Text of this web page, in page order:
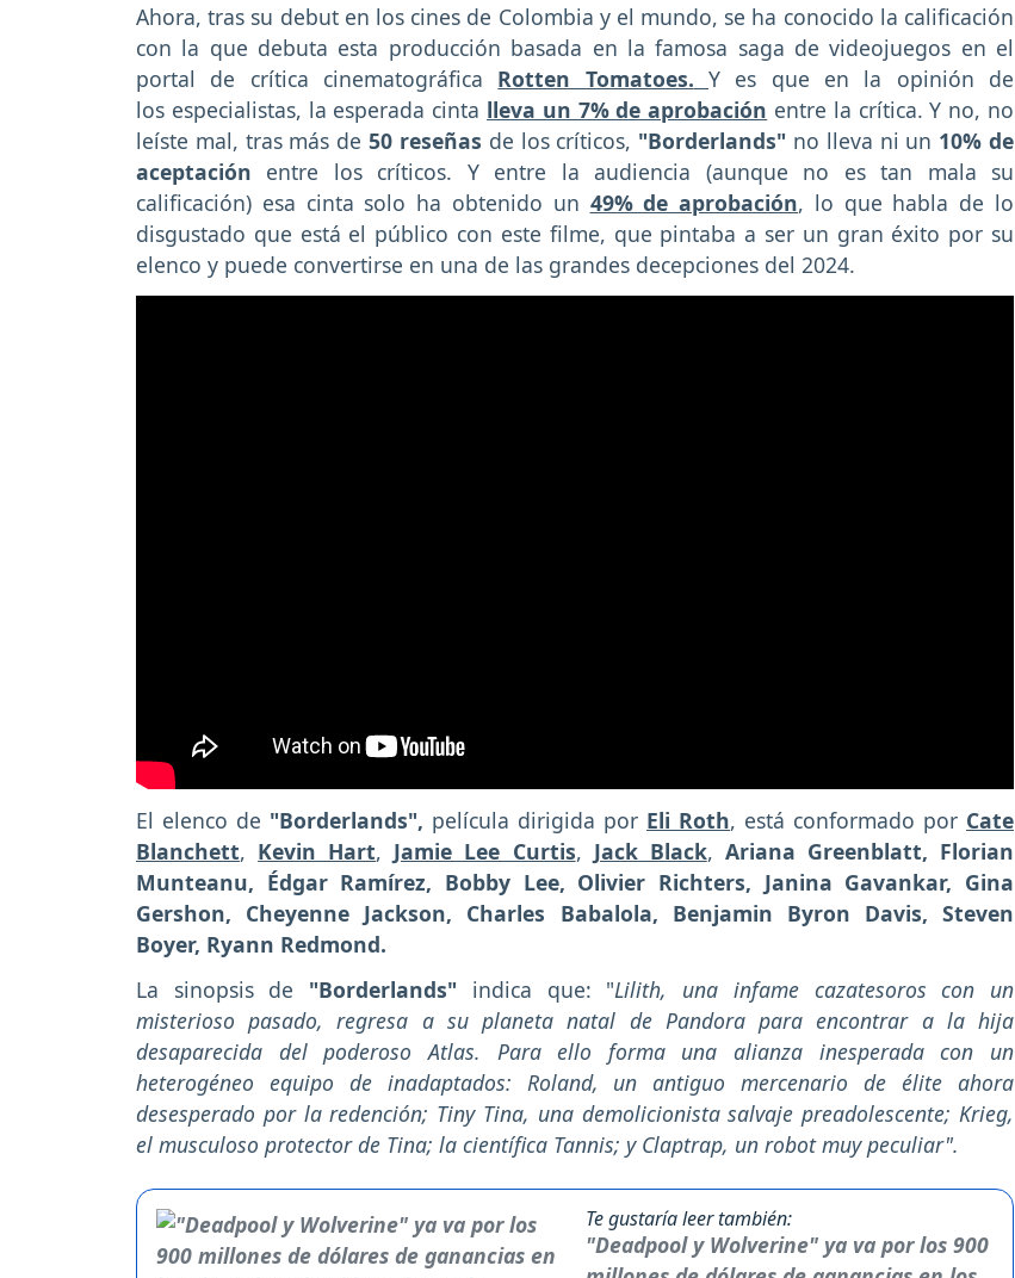
Ahora, tras su debut en los cines de Colombia y el mundo, se ha conocido la calificación
con la que debuta esta producción basada en la famosa saga de videojuegos en el
portal de crítica cinematográfica Rotten Tomatoes. Y es que en la opinión de
los especialistas, la esperada cinta lleva un 7% de aprobación entre la crítica. Y no, no
leíste mal, tras más de50 reseñas de los críticos, "Borderlands" no lleva ni un 10% de
aceptación entre los críticos. Y entre la audiencia (aunque no es tan mala su
calificación) esa cinta solo ha obtenido un 49% de aprobación, lo que habla de lo
disgustado que está el público con este filme, que pintaba a ser un gran éxito por su
elenco y puede convertirse en una de las grandes decepciones del 2024.
El elenco de "Borderlands", película dirigida por Eli Roth, está conformado por Cate
Blanchett, Kevin Hart, Jamie Lee Curtis, Jack Black, Ariana Greenblatt, Florian
Munteanu, Édgar Ramírez, Bobby Lee, Olivier Richters, Janina Gavankar, Gina
Gershon, Cheyenne Jackson, Charles Babalola, Benjamin Byron Davis, Steven
Boyer, Ryann Redmond.
La sinopsis de "Borderlands" indica que: "Lilith, una infame cazatesoros con un
misterioso pasado, regresa a su planeta natal de Pandora para encontrar a la hija
desaparecida del poderoso Atlas. Para ello forma una alianza inesperada con un
heterogéneo equipo de inadaptados: Roland, un antiguo mercenario de élite ahora
desesperado por la redención; Tiny Tina, una demolicionista salvaje preadolescente; Krieg,
el musculoso protector de Tina; la científica Tannis; y Claptrap, un robot muy peculiar".
Te gustaría leer también:
"Deadpool y Wolverine" ya va por los 900